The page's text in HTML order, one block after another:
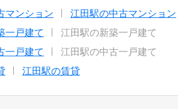
マンション
江田駅の中古マンション
一戸建て
江田駅の新築一戸建て
一戸建て
江田駅の中古一戸建て
江田駅の賃貸